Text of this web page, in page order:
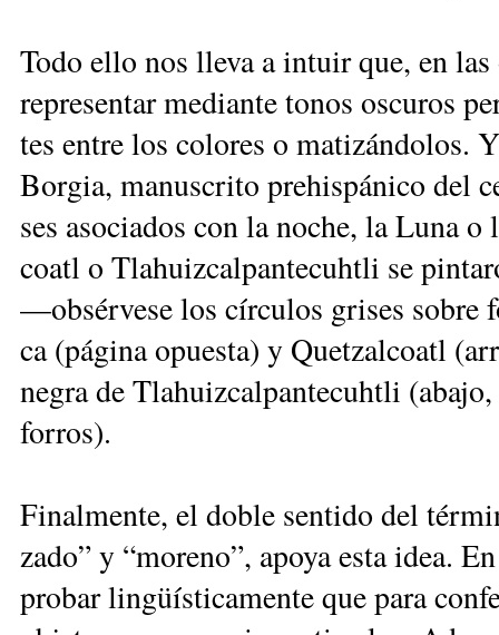
To­do ello nos lle­va a in­tuir que, en
re­pre­sen­tar me­dian­te to­nos os­cu­ros
tes en­tre los co­lo­res o ma­ti­zán­do­los.
Bor­gia, ma­nus­cri­to pre­his­pá­ni­co del
ses aso­cia­dos con la no­che, la Lu­na
coatl o Tla­huiz­cal­pan­te­cuh­tli se
—ob­sér­ve­se los cír­cu­los gri­ses so­bre
ca (página opuesta) y Quet­zal­coatl
ne­gra de Tla­huiz­cal­pan­te­cuh­tli
forros).
Fi­nal­men­te, el do­ble sen­ti­do del
za­do” y “mo­re­no”, apo­ya esta idea.
pro­bar lin­güís­ti­ca­men­te que pa­ra